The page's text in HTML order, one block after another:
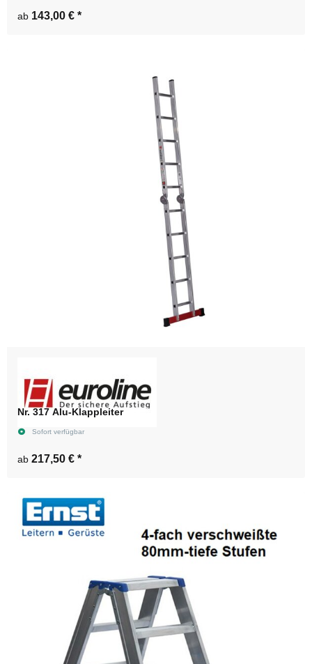
ab 143,00 € *
Nr. 317 Alu-Klappleiter
Sofort verfügbar
ab 217,50 € *